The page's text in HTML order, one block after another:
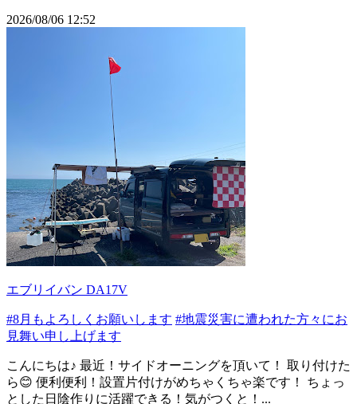
2026/08/06 12:52
エブリイバン DA17V
#8月もよろしくお願いします #地震災害に遭われた方々にお
見舞い申し上げます
こんにちは♪ 最近！サイドオーニングを頂いて！ 取り付けた
ら😊 便利便利！設置片付けがめちゃくちゃ楽です！ ちょっ
とした日陰作りに活躍できる！気がつくと！...